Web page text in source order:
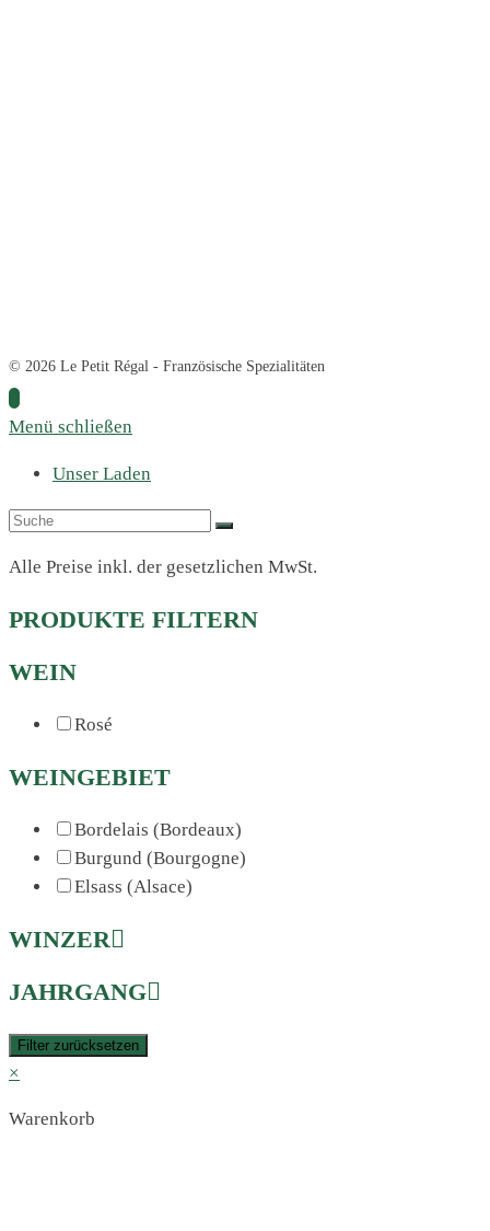
© 2026 Le Petit Régal - Französische Spezialitäten
Menü schließen
Unser Laden
Alle Preise inkl. der gesetzlichen MwSt.
PRODUKTE FILTERN
WEIN
Rosé
WEINGEBIET
Bordelais (Bordeaux)
Burgund (Bourgogne)
Elsass (Alsace)
WINZER
JAHRGANG
Filter zurücksetzen
×
Warenkorb